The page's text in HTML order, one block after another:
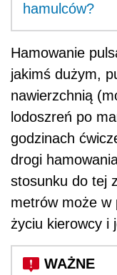
hamulców?
Hamowanie
jakimś dużym,
nawierzchnią
lodoszreń po
godzinach
drogi
stosunku do tej
metrów może w
życiu kierowcy i